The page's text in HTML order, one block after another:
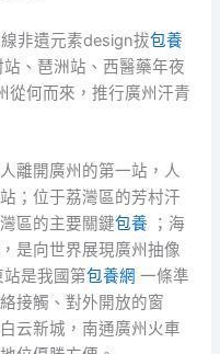
非遺元素design拔包養
、琶洲站、西醫藥年夜
從何而來，推行廣州汗青
離開廣州的第一站，人
；位于荔灣區的芳村汗
區的主要關鍵包養 ；海
是向世界展現廣州抽像
站是我國第包養網 一條準
接觸、對外開放的窗
云新城，南通廣州火車